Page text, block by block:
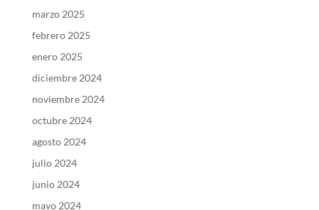
marzo 2025
febrero 2025
enero 2025
diciembre 2024
noviembre 2024
octubre 2024
agosto 2024
julio 2024
junio 2024
mayo 2024